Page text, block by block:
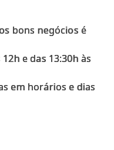
bons negócios é
e das 13:30h às
em horários e dias